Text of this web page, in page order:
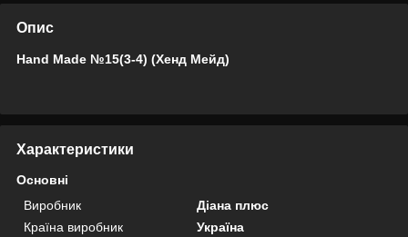
Опис
Hand Made №15(3-4) (Хенд Мейд)
Характеристики
Основні
Виробник
Діана плюс
Країна виробник
Україна